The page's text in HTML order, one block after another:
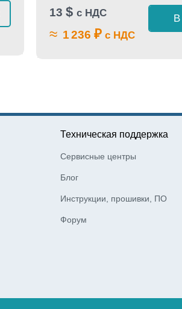
13 $ с НДС
≈ 1 236 ₽ с НДС
В
Техническая поддержка
Сервисные центры
Блог
Инструкции, прошивки, ПО
Форум